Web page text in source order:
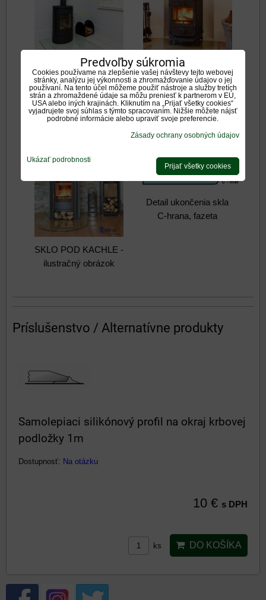
SKLO POD KACHLE -
ilustračný obrázok
SKLO POD KACHLE -
ilustračný obrázok
SKLO POD KACHLE -
ilustračný obrázok
Detail ukončenia skla
C-hrana, fazeta
Príslušenstvo / Alternatívne produkty
Samolepiaci silikónový profil na okraj krbovej
podložky 1m
Dostupnosť: Na otázku
10 € s DPH
ks DO KOŠÍKA
Predvoľby súkromia
Cookies používame na zlepšenie vašej návštevy tejto webovej
stránky, analýzu jej výkonnosti a zhromažďovanie údajov o jej
používaní. Na tento účel môžeme použiť nástroje a služby tretích
strán a zhromaždené údaje sa môžu preniesť k partnerom v EÚ,
USA alebo iných krajinách. Kliknutím na „Prijať všetky cookies“
vyjadrujete svoj súhlas s týmto spracovaním. Nižšie môžete nájsť
podrobné informácie alebo upraviť svoje preferencie.
Zásady ochrany osobných údajov
Ukázať podrobnosti
Prijať všetky cookies